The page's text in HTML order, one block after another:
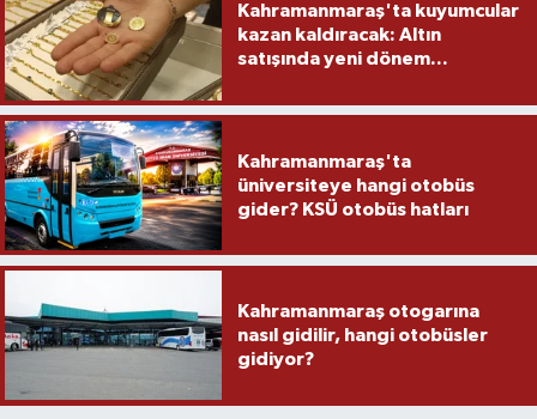
Kahramanmaraş'ta kuyumcular
kazan kaldıracak: Altın
satışında yeni dönem...
Kahramanmaraş'ta
üniversiteye hangi otobüs
gider? KSÜ otobüs hatları
Kahramanmaraş otogarına
nasıl gidilir, hangi otobüsler
gidiyor?